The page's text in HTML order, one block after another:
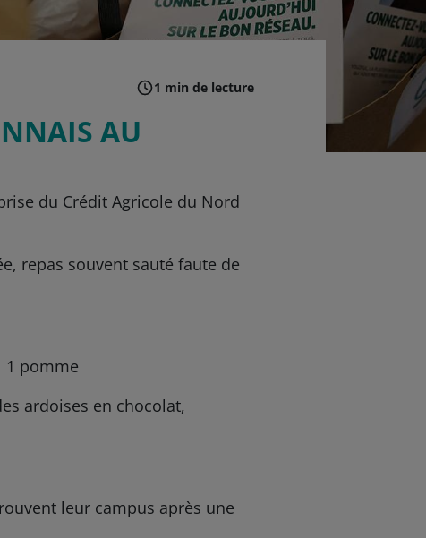
1 min de lecture
AU
du Crédit Agricole du Nord
repas souvent sauté faute de
1 pomme
ardoises en chocolat,
leur campus après une